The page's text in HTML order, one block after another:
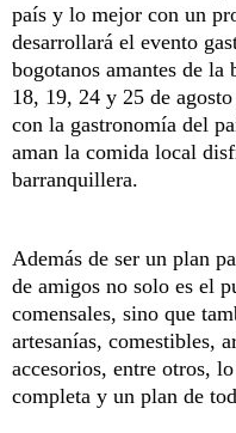
país y lo mejor con un
desarrollará el evento
bogotanos amantes de
18, 19, 24 y 25 de
con la gastronomía del
aman la comida local
barranquillera.
Además de ser un plan
de amigos no solo es el
comensales, sino que
artesanías, comestibles,
accesorios, entre otros,
completa y un plan de